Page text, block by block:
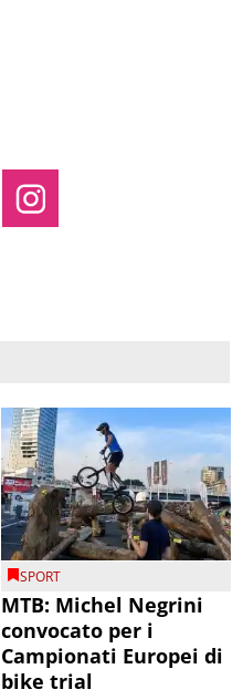
SPORT
MTB: Michel Negrini
convocato per i
Campionati Europei di
bike trial